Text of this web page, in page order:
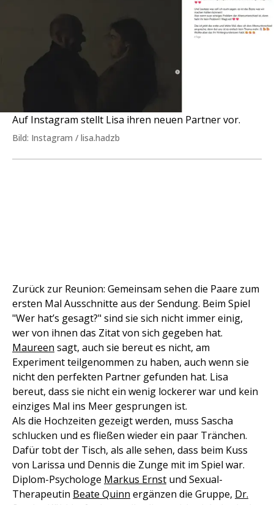
Auf Instagram stellt Lisa ihren neuen Partner vor.
Bild: Instagram / lisa.hadzb
Zurück zur Reunion: Gemeinsam sehen die Paare zum
ersten Mal Ausschnitte aus der Sendung. Beim Spiel
"Wer hat’s gesagt?" sind sie sich nicht immer einig,
wer von ihnen das Zitat von sich gegeben hat.
Maureen sagt, auch sie bereut es nicht, am
Experiment teilgenommen zu haben, auch wenn sie
nicht den perfekten Partner gefunden hat. Lisa
bereut, dass sie nicht ein wenig lockerer war und kein
einziges Mal ins Meer gesprungen ist.
Als die Hochzeiten gezeigt werden, muss Sascha
schlucken und es fließen wieder ein paar Tränchen.
Dafür tobt der Tisch, als alle sehen, dass beim Kuss
von Larissa und Dennis die Zunge mit im Spiel war.
Diplom-Psychologe Markus Ernst und Sexual-
Therapeutin Beate Quinn ergänzen die Gruppe, Dr.